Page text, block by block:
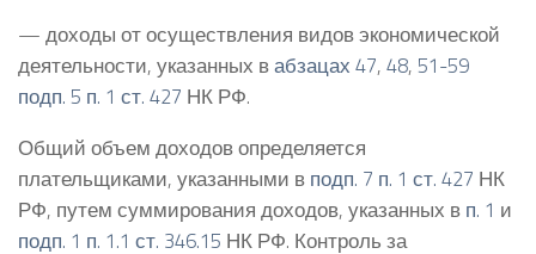
— доходы от осуществления видов экономической
деятельности, указанных вабзацах 47, 48, 51-59
подп. 5 п. 1 ст. 427 НК РФ.
Общий объем доходов определяется
плательщиками, указанными в подп. 7 п. 1 ст. 427 НК
РФ, путем суммирования доходов, указанных в п. 1 и
подп. 1 п. 1.1 ст. 346.15 НК РФ. Контроль за